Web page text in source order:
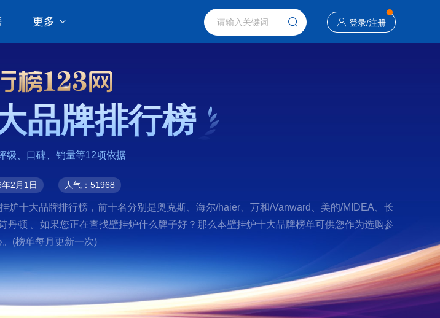
更多 登录/注册
品牌排行榜
级、口碑、销量等12项依据
2月1日 人气：51968
十大品牌排行榜，前十名分别是奥克斯、海尔/haier、万和/Vanward、美的/MIDEA、长
顿 。如果您正在查找壁挂炉什么牌子好？那么本壁挂炉十大品牌榜单可供您作为选购参
(榜单每月更新一次)